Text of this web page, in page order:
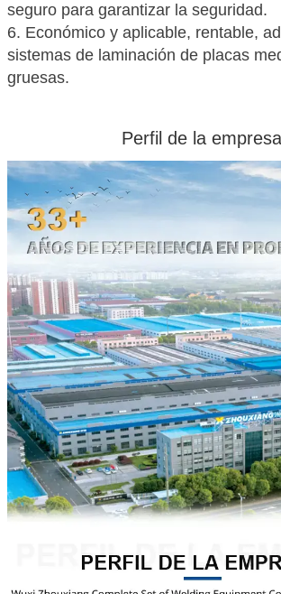
seguro para garantizar la seguridad.
6. Económico y aplicable, rentable,
sistemas de laminación de placas
gruesas.
Perfil de la empresa